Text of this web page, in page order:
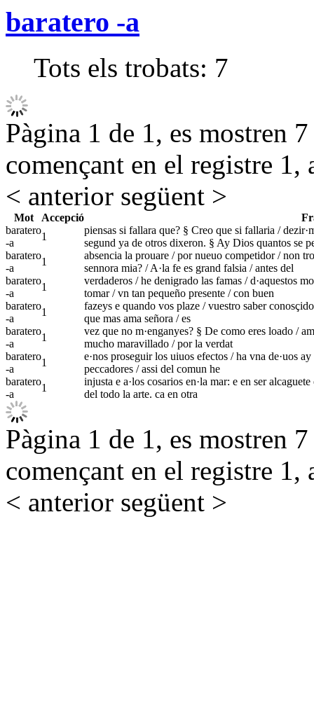
baratero -a
Tots els trobats: 7
Pàgina 1 de 1, es mostren
començant en el registre 1,
< anterior següent >
Mot Accepció
baratero
-a
1
piensas si fallara que? § Creo que si fallaria /
segund ya de otros dixeron. § Ay Dios quantos se
baratero
-a
1
absencia la prouare / por nueuo competidor / non
sennora mia? / A·la fe es grand falsia / antes del
baratero
-a
1
verdaderos / he denigrado las famas / d·aquestos
tomar / vn tan pequeño presente / con buen
baratero
-a
1
fazeys e quando vos plaze / vuestro saber
que mas ama señora / es
baratero
-a
1
vez que no m·enganyes? § De como eres loado /
mucho maravillado / por la verdat
baratero
-a
1
e·nos proseguir los uiuos efectos / ha vna de·uos
peccadores / assi del comun he
baratero
-a
1
injusta e a·los cosarios en·la mar: e en ser
del todo la arte. ca en otra
Pàgina 1 de 1, es mostren
començant en el registre 1,
< anterior següent >